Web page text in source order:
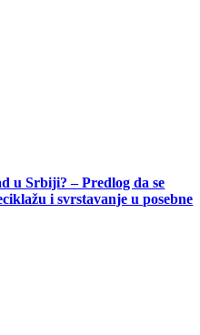
u Srbiji? – Predlog da se
i svrstavanje u posebne